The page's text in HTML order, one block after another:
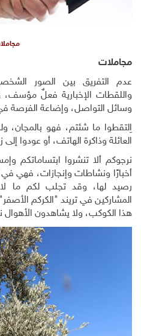
مجاملات
عدم التفريق بين الصور
واللقطات الإخبارية فعلٌ
وسائل التواصل، وإضاعة الفرصة في
اِلتقطوا ما شئتم، فهو بالمجان،
العائلة وذاكرة الهاتف، أو عودوا
نرجوكم ألا تنشروا ابتساماتكم
أخبارًا ونشاطات وإنجازات، فهي
رصيد لها، وقد تجلب لكم ما
المشاركين في تريند "الكركم
هذا الكوكب، ولا يشاهدون الأهوال